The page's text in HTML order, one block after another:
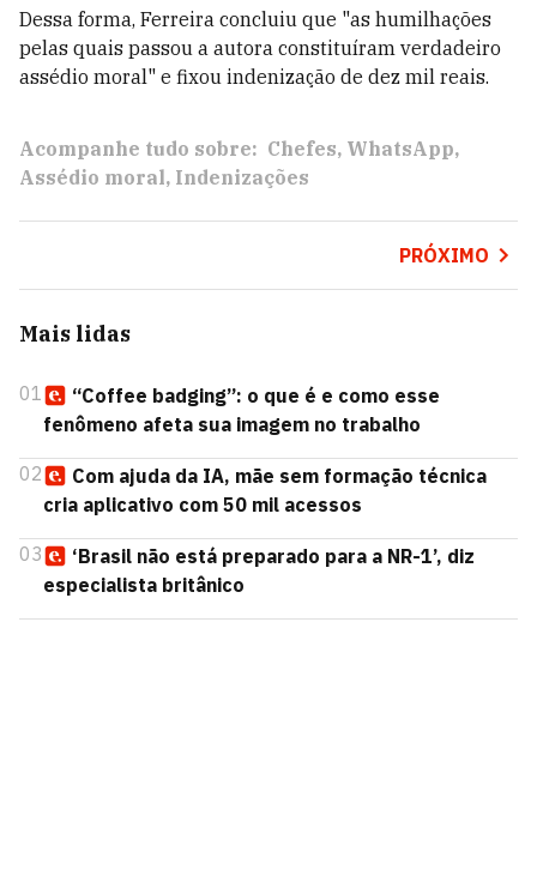
Dessa forma, Ferreira concluiu que "as humilhações
pelas quais passou a autora constituíram verdadeiro
assédio moral" e fixou indenização de dez mil reais.
Acompanhe tudo sobre: Chefes WhatsApp
Assédio moral Indenizações
PRÓXIMO
Mais lidas
01
“Coffee badging”: o que é e como esse
fenômeno afeta sua imagem no trabalho
02
Com ajuda da IA, mãe sem formação técnica
cria aplicativo com 50 mil acessos
03
‘Brasil não está preparado para a NR-1’, diz
especialista britânico